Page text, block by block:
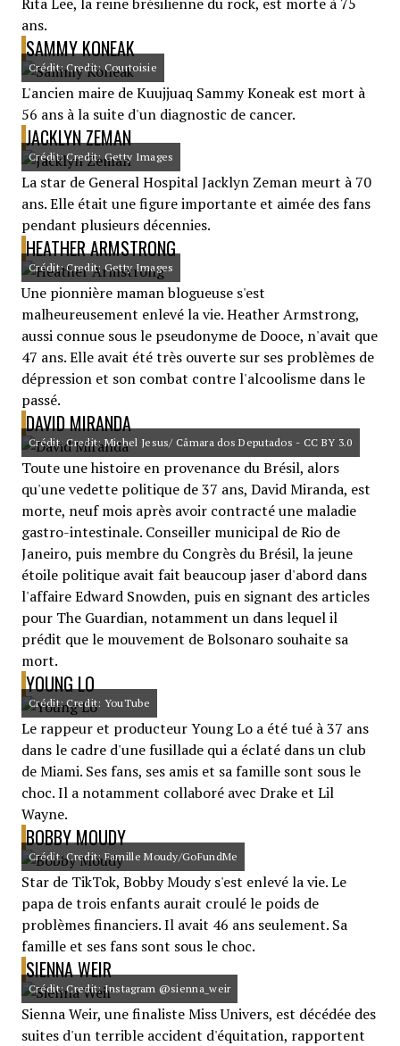
ans.
SAMMY KONEAK
Crédit: Credit: Courtoisie
L'ancien maire de Kuujjuaq Sammy Koneak est mort à
56 ans à la suite d'un diagnostic de cancer.
JACKLYN ZEMAN
Crédit: Credit: Getty Images
La star de General Hospital Jacklyn Zeman meurt à 70
ans. Elle était une figure importante et aimée des fans
pendant plusieurs décennies.
HEATHER ARMSTRONG
Crédit: Credit: Getty Images
Une pionnière maman blogueuse s'est
malheureusement enlevé la vie. Heather Armstrong,
aussi connue sous le pseudonyme de Dooce, n'avait que
47 ans. Elle avait été très ouverte sur ses problèmes de
dépression et son combat contre l'alcoolisme dans le
passé.
DAVID MIRANDA
Crédit: Credit: Michel Jesus/ Câmara dos Deputados - CC BY 3.0
Toute une histoire en provenance du Brésil, alors
qu'une vedette politique de 37 ans, David Miranda, est
morte, neuf mois après avoir contracté une maladie
gastro-intestinale. Conseiller municipal de Rio de
Janeiro, puis membre du Congrès du Brésil, la jeune
étoile politique avait fait beaucoup jaser d'abord dans
l'affaire Edward Snowden, puis en signant des articles
pour The Guardian, notamment un dans lequel il
prédit que le mouvement de Bolsonaro souhaite sa
mort.
YOUNG LO
Crédit: Credit: YouTube
Le rappeur et producteur Young Lo a été tué à 37 ans
dans le cadre d'une fusillade qui a éclaté dans un club
de Miami. Ses fans, ses amis et sa famille sont sous le
choc. Il a notamment collaboré avec Drake et Lil
Wayne.
BOBBY MOUDY
Crédit: Credit: Famille Moudy/GoFundMe
Star de TikTok, Bobby Moudy s'est enlevé la vie. Le
papa de trois enfants aurait croulé le poids de
problèmes financiers. Il avait 46 ans seulement. Sa
famille et ses fans sont sous le choc.
SIENNA WEIR
Crédit: Credit: Instagram @sienna_weir
Sienna Weir, une finaliste Miss Univers, est décédée des
suites d'un terrible accident d'équitation, rapportent